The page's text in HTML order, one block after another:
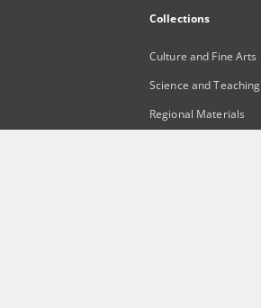
Collections
Culture and Fine Arts
Science and Teaching
Regional Materials